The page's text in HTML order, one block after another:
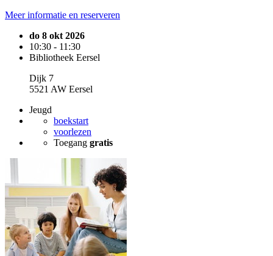
Meer informatie en reserveren
do 8 okt 2026
10:30 - 11:30
Bibliotheek Eersel
Dijk 7
5521 AW Eersel
Jeugd
boekstart
voorlezen
Toegang gratis